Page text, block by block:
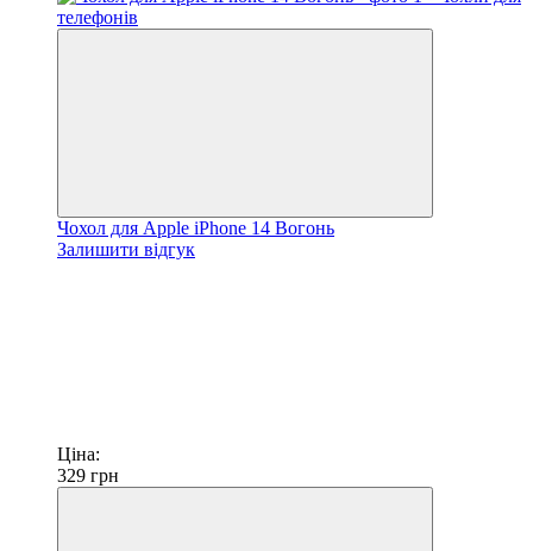
Чохол для Apple iPhone 14 Вогонь
Залишити відгук
Ціна:
329 грн